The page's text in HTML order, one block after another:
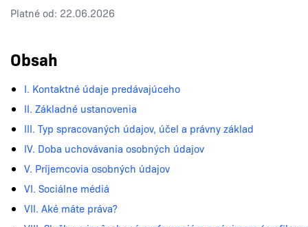
Platné od: 22.06.2026
Obsah
I. Kontaktné údaje predávajúceho
II. Základné ustanovenia
III. Typ spracovaných údajov, účel a právny základ
IV. Doba uchovávania osobných údajov
V. Príjemcovia osobných údajov
VI. Sociálne médiá
VII. Aké máte práva?